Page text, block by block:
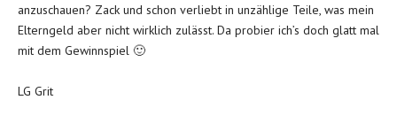
anzuschauen? Zack und schon verliebt in unzählige Teile, was mein
Elterngeld aber nicht wirklich zulässt. Da probier ich’s doch glatt mal
mit dem Gewinnspiel 🙂
LG Grit